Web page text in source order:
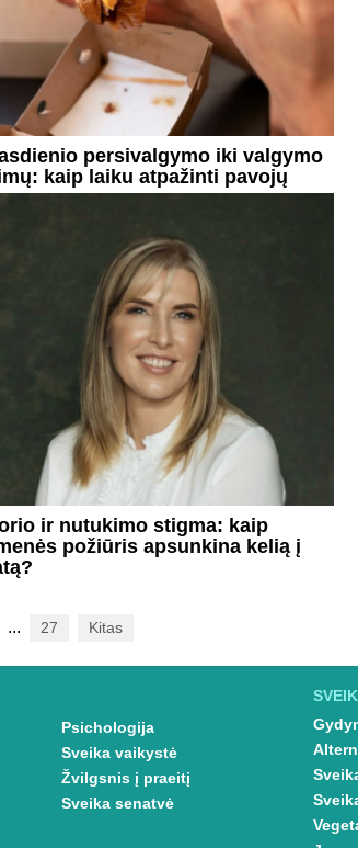
persivalgymo iki valgymo
kaip laiku atpažinti pavojų
ir nutukimo stigma: kaip
požiūris apsunkina kelią į
... 27 Kitas
Psichologija
Sveika vaikystė
Žvilgsnis į praeitį
Sveika senatvė